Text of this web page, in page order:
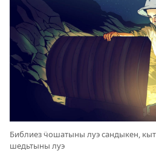
Библиез ӵошатыны луэ сандыкен,
шедьтыны луэ